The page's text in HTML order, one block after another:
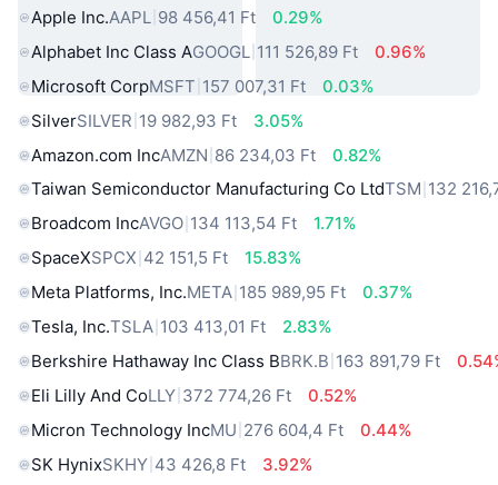
Apple Inc.AAPL 98 456,41 Ft
0.29%
Alphabet Inc Class AGOOGL 111 526,89 Ft
0.96%
Microsoft CorpMSFT 157 007,31 Ft
0.03%
SilverSILVER 19 982,93 Ft
3.05%
Amazon.com IncAMZN 86 234,03 Ft
0.82%
Taiwan Semiconductor Manufacturing Co LtdTSM 132
Broadcom IncAVGO 134 113,54 Ft
1.71%
SpaceXSPCX 42 151,5 Ft
15.83%
Meta Platforms, Inc.META 185 989,95 Ft
0.37%
Tesla, Inc.TSLA 103 413,01 Ft
2.83%
Berkshire Hathaway Inc Class BBRK.B 163 891,79 Ft
Eli Lilly And CoLLY 372 774,26 Ft
0.52%
Micron Technology IncMU 276 604,4 Ft
0.44%
SK HynixSKHY 43 426,8 Ft 3.92%